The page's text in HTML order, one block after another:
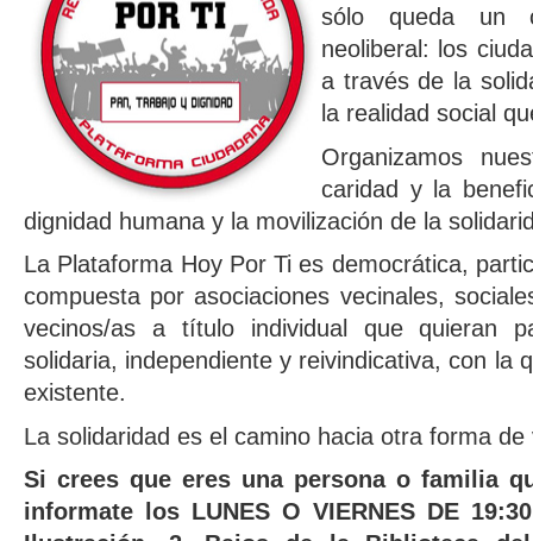
sólo queda un
neoliberal: los
a través de la
la realidad social
Organizamos
caridad y la
dignidad humana y la movilización de la
La Plataforma Hoy Por Ti es democrática,
compuesta por asociaciones vecinales,
vecinos/as a título individual que quieran
solidaria, independiente y reivindicativa, con la
existente.
La solidaridad es el camino hacia otra forma
Si crees que eres una persona o familia
informate los LUNES O VIERNES DE